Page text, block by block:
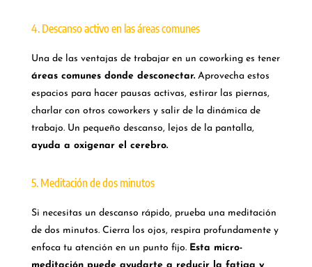
4. Descanso activo en las áreas comunes
Una de las ventajas de trabajar en un coworking es tener
áreas comunes donde desconectar.Aprovecha estos
espacios para hacer pausas activas, estirar las piernas,
charlar con otros coworkers y salir de la dinámica de
trabajo. Un pequeño descanso, lejos de la pantalla,
ayuda a oxigenar el cerebro.
5. Meditación de dos minutos
Si necesitas un descanso rápido, prueba una meditación
de dos minutos. Cierra los ojos, respira profundamente y
enfoca tu atención en un punto fijo. Esta micro-